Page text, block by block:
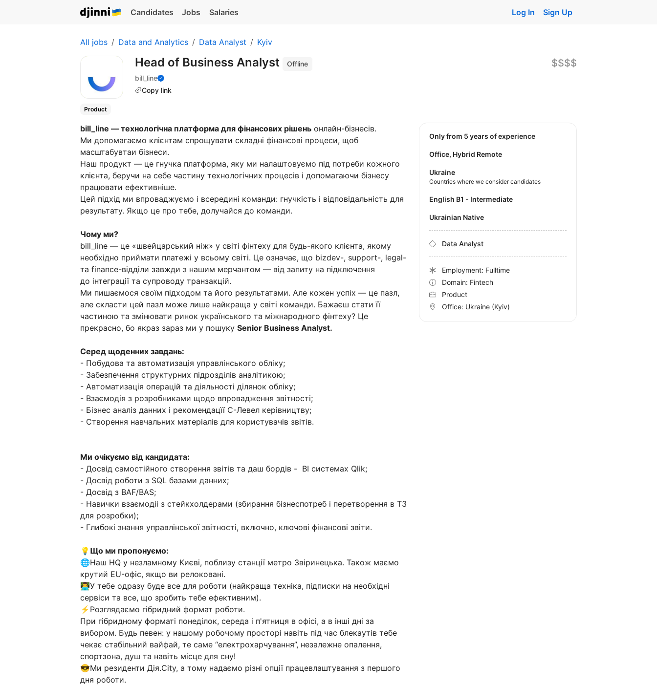
Candidates Jobs Salaries Log In Sign Up
All jobs Data and Analytics Data Analyst Kyiv
Head of Business Analyst
Offline
bill_line
Copy link
$$$$
Product
bill_line — технологічна платформа для фінансових рішень онлайн-бізнесів.
Ми допомагаємо клієнтам спрощувати складні фінансові процеси, щоб
масштабувтаи бізнеси.
Наш продукт — це гнучка платформа, яку ми налаштовуємо під потреби кожного
клієнта, беручи на себе частину технологічних процесів і допомагаючи бізнесу
працювати ефективніше.
Цей підхід ми впроваджуємо і всередині команди: гнучкість і відповідальність для
результату. Якщо це про тебе, долучайся до команди.
Чому ми?
bill_line — це «швейцарський ніж» у світі фінтеху для будь-якого клієнта, якому
необхідно приймати платежі у всьому світі. Це означає, що bizdev-, support-, legal-
та finance-відділи завжди з нашим мерчантом — від запиту на підключення
до інтеграції та супроводу транзакцій.
Ми пишаємося своїм підходом та його результатами. Але кожен успіх — це пазл,
але скласти цей пазл може лише найкраща у світі команди. Бажаєш стати її
частиною та змінювати ринок українського та міжнародного фінтеху? Це
прекрасно, бо якраз зараз ми у пошуку Senior Business Analyst.
Серед щоденних завдань:
- Побудова та автоматизація управлінського обліку;
- Забезпечення структурних підрозділів аналітикою;
- Автоматизація операцій та діяльності ділянок обліку;
- Взаємодія з розробниками щодо впровадження звітності;
- Бізнес аналіз данних і рекомендацїї С-Левел керівництву;
- Створення навчальних матеріалів для користувачів звітів.
Ми очікуємо від кандидата:
- Досвід самостійного створення звітів та даш бордів - BI системах Qlik;
- Досвід роботи з SQL базами данних;
- Досвід з BAF/BAS;
- Навички взаємодіі з стейкхолдерами (збирання бізнеспотреб і перетворення в ТЗ
для розробки);
- Глибокі знання управлінської звітності, включно, ключові фінансові звіти.
💡Що ми пропонуємо:
🌐Наш HQ у незламному Києві, поблизу станції метро Звіринецька. Також маємо
крутий EU-офіс, якщо ви релоковані.
👨‍💻У тебе одразу буде все для роботи (найкраща техніка, підписки на необхідні
сервіси та все, що зробить тебе ефективним).
⚡Розглядаємо гібридний формат роботи.
При гібридному форматі понеділок, середа і п'ятниця в офісі, а в інші дні за
вибором. Будь певен: у нашому робочому просторі навіть під час блекаутів тебе
чекає стабільний вайфай, те саме “електрохарчування”, незалежне опалення,
спортзона, душ та навіть місце для сну!
😎Ми резиденти Дія.City, а тому надаємо різні опції працевлаштування з першого
дня роботи.
Only from 5 years of experience
Office, Hybrid Remote
Ukraine
Countries where we consider candidates
English B1 - Intermediate
Ukrainian Native
Data Analyst
Employment: Fulltime
Domain: Fintech
Product
Office: Ukraine (Kyiv)